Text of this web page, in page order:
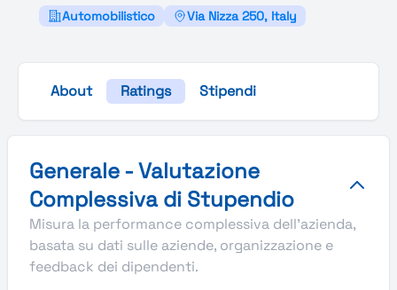
Automobilistico Via Nizza 250, Italy
About Ratings Stipendi
Generale - Valutazione
Complessiva di Stupendio
Misura la performance complessiva dell'azienda,
basata su dati sulle aziende, organizzazione e
feedback dei dipendenti.